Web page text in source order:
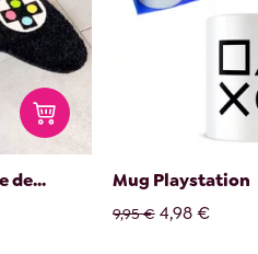
de... Mug Playstation
9,95 € 4,98 €